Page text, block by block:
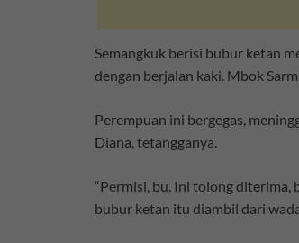
Semangkuk berisi bubur ketan
dengan berjalan kaki. Mbok
Perempuan ini bergegas,
Diana, tetangganya.
“Permisi, bu. Ini tolong diterima,
bubur ketan itu diambil dari